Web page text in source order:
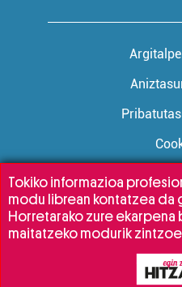
Tokiko informazioa
modu librean kontatzea da
Horretarako zure
maitatzeko modurik